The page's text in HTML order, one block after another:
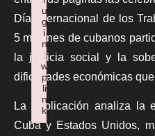
Día Internacional de los
5 millones de cubanos
la justicia social y la
dificultades económicas
La publicación analiza la
Cuba y Estados Unidos,
u
g
i
n
:
w
p
li
n
k
Failed to initialize plugin: